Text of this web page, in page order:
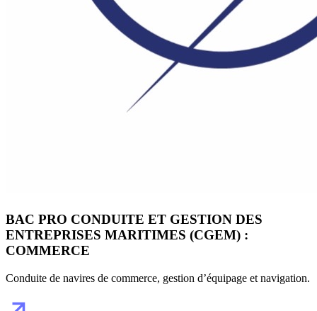
BAC PRO CONDUITE ET GESTION DES
ENTREPRISES MARITIMES (CGEM) :
COMMERCE
Conduite de navires de commerce, gestion d’équipage et navigation.